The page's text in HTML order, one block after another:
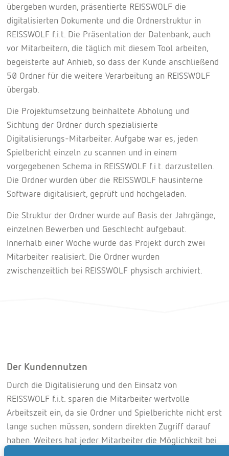
übergeben wurden, präsentierte REISSWOLF die
digitalisierten Dokumente und die Ordnerstruktur in
REISSWOLF f.i.t. Die Präsentation der Datenbank, auch
vor Mitarbeitern, die täglich mit diesem Tool arbeiten,
begeisterte auf Anhieb, so dass der Kunde anschließend
50 Ordner für die weitere Verarbeitung an REISSWOLF
übergab.
Die Projektumsetzung beinhaltete Abholung und
Sichtung der Ordner durch spezialisierte
Digitalisierungs-Mitarbeiter. Aufgabe war es, jeden
Spielbericht einzeln zu scannen und in einem
vorgegebenen Schema in REISSWOLF f.i.t. darzustellen.
Die Ordner wurden über die REISSWOLF hausinterne
Software digitalisiert, geprüft und hochgeladen.
Die Struktur der Ordner wurde auf Basis der Jahrgänge,
einzelnen Bewerben und Geschlecht aufgebaut.
Innerhalb einer Woche wurde das Projekt durch zwei
Mitarbeiter realisiert. Die Ordner wurden
zwischenzeitlich bei REISSWOLF physisch archiviert.
Der Kundennutzen
Durch die Digitalisierung und den Einsatz von
REISSWOLF f.i.t. sparen die Mitarbeiter wertvolle
Arbeitszeit ein, da sie Ordner und Spielberichte nicht erst
lange suchen müssen, sondern direkten Zugriff darauf
haben. Weiters hat jeder Mitarbeiter die Möglichkeit bei